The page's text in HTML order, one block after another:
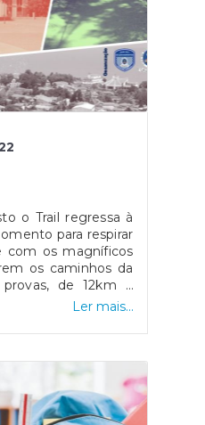
o Trail regressa à
para respirar
com os magníficos
os caminhos da
provas, de 12km e
conhecer esta
de ficar
trail-
#camachatrail
Ler mais...